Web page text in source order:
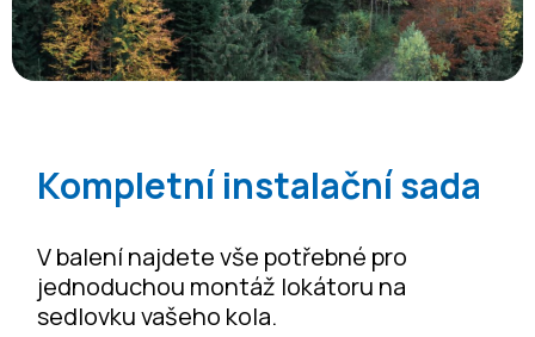
Kompletní instalační sada
V balení najdete vše potřebné pro
jednoduchou montáž lokátoru na
sedlovku vašeho kola.